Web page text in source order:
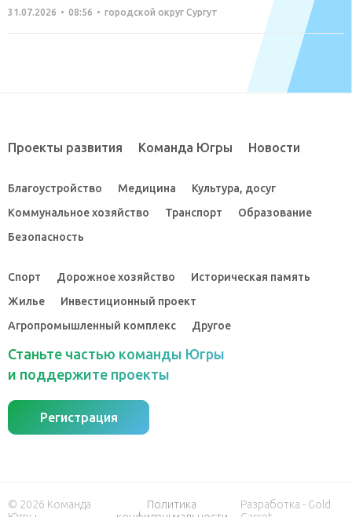
31.07.2026 08:56 городской округ Сургут
Проекты развития Команда Югры Новости
Благоустройство Медицина
Культура, досуг
Коммунальное хозяйство
Транспорт
Образование
Безопасность
Спорт Дорожное хозяйство
Историческая память
Жилье
Инвестиционный проект
Агропромышленный комплекс
Другое
Станьте частью команды Югры
и поддержите проекты
Регистрация
© 2026 Команда
Политика
Разработка - Gold